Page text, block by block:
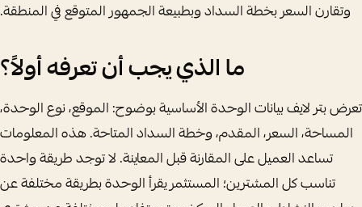
وتقارن السعر بخطة السداد وبطبيعة الجمهور المتوقع في المنطقة.
ما الذي يجب أن تعرفه أولاً؟
تعرض بتر لايف بيانات الوحدة الأساسية بوضوح: الموقع، نوع الوحدة،
المساحة، السعر، المقدم، وخطة السداد المتاحة. هذه المعلومات
تساعد العميل على المقارنة قبل المعاينة. لا توجد طريقة واحدة
تناسب كل المشترين؛ المستثمر يقرأ الوحدة بطريقة مختلفة عن